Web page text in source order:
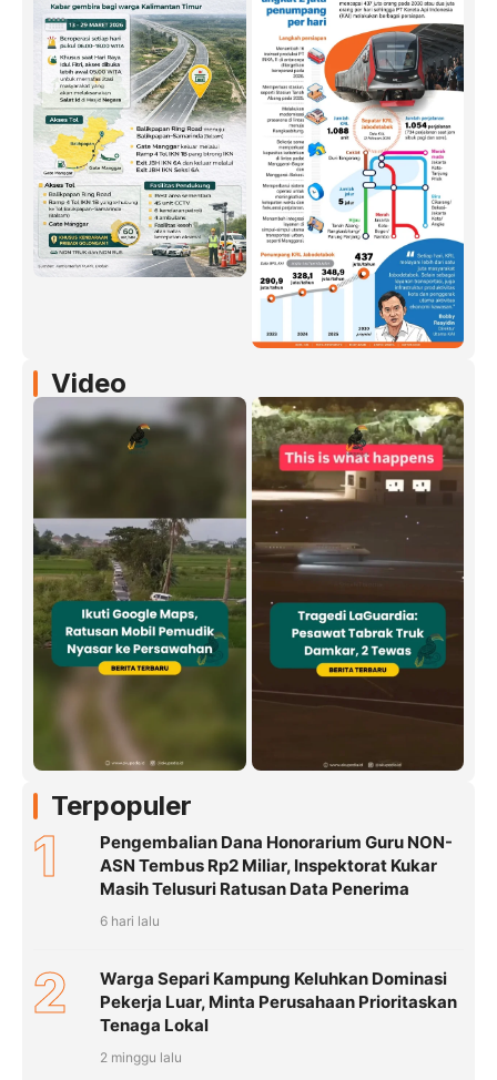
Video
Terpopuler
1
Pengembalian Dana Honorarium Guru NON-
ASN Tembus Rp2 Miliar, Inspektorat Kukar
Masih Telusuri Ratusan Data Penerima
6 hari lalu
2
Warga Separi Kampung Keluhkan Dominasi
Pekerja Luar, Minta Perusahaan Prioritaskan
Tenaga Lokal
2 minggu lalu